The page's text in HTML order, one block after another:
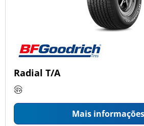
Radial T/A
Mais informações